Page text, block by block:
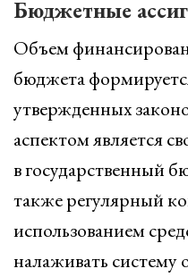
Бюджетные
Объем
бюджета
утвержденных
аспектом является
в государственный
также регулярный
использованием
налаживать систему